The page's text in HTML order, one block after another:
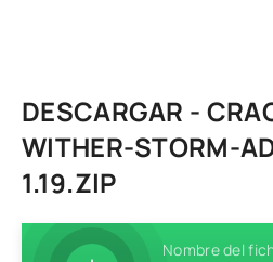
DESCARGAR -
WITHER-STORM-
1.19.ZIP